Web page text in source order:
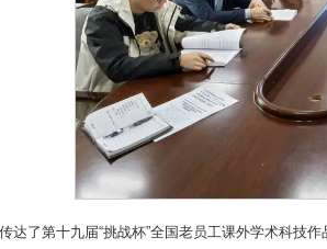
达了第十九届“挑战杯”全国老员工课外学术科技